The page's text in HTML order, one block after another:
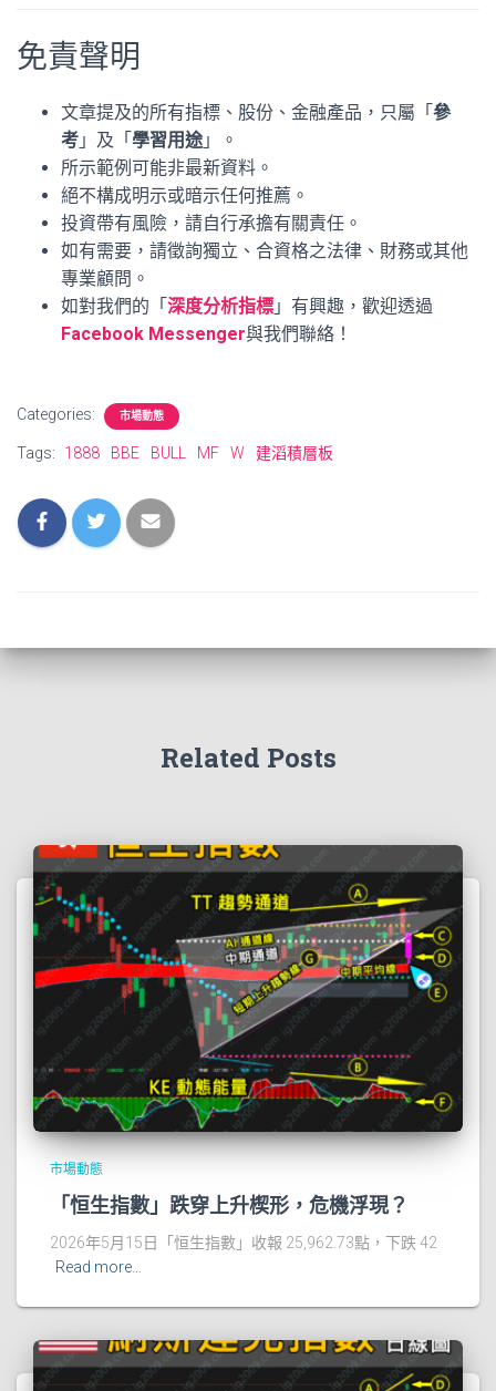
免責聲明
文章提及的所有指標、股份、金融產品，只屬「 參
考 」及「 學習用途 」。
所示範例可能非最新資料。
絕不構成明示或暗示任何推薦。
投資帶有風險，請自行承擔有關責任。
如有需要，請徵詢獨立、合資格之法律、財務或其他
專業顧問。
如對我們的「 深度分析指標 」有興趣，歡迎透過
Facebook Messenger與我們聯絡！
Categories: 市場動態
Tags: 1888 BBE BULL MF W 建滔積層板
Related Posts
市場動態
「恒生指數」跌穿上升楔形，危機浮現？
2026年5月15日「恒生指數」收報 25,962.73點，下跌 42
Read more…